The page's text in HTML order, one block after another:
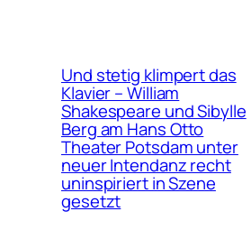
Und stetig klimpert das
Klavier – William
Shakespeare und Sibylle
Berg am Hans Otto
Theater Potsdam unter
neuer Intendanz recht
uninspiriert in Szene
gesetzt